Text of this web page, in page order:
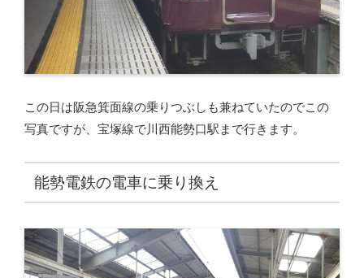
この日は阪急箕面線の乗りつぶしも兼ねていたのでこの
写真ですが、宝塚線で川西能勢口駅まで行きます。
能勢電鉄の電車に乗り換え